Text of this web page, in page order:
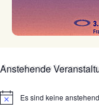
Anstehende
HinweisEs sind keine